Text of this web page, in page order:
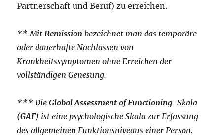
Partnerschaft und Beruf) zu erreichen.
** Mit Remission bezeichnet man das temporäre
oder dauerhafte Nachlassen von
Krankheitssymptomen ohne Erreichen der
vollständigen Genesung.
*** DieGlobal Assessment of Functioning-Skala
(GAF) ist eine psychologische Skala zur Erfassung
des allgemeinen Funktionsniveaus einer Person.